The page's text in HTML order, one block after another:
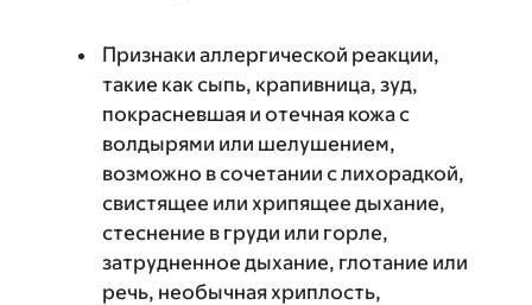
Признаки аллергической реакции,
такие как сыпь, крапивница, зуд,
покрасневшая и отечная кожа с
волдырями или шелушением,
возможно в сочетании с лихорадкой,
свистящее или хрипящее дыхание,
стеснение в груди или горле,
затрудненное дыхание, глотание или
речь, необычная хриплость,